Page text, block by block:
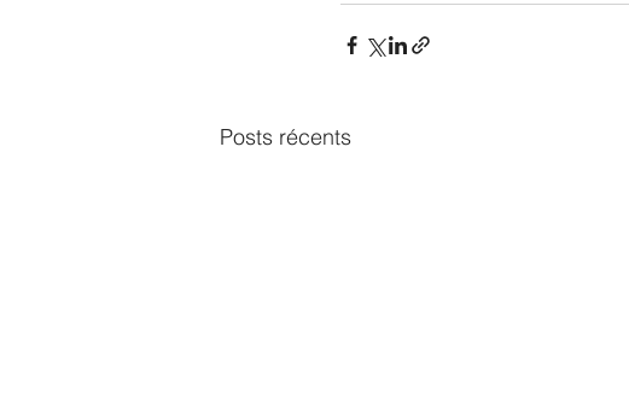
Posts récents